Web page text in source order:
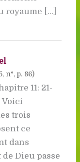
royaume [...]
, n°, p. 86)
11: 21-
trois
ce
dans
Dieu passe